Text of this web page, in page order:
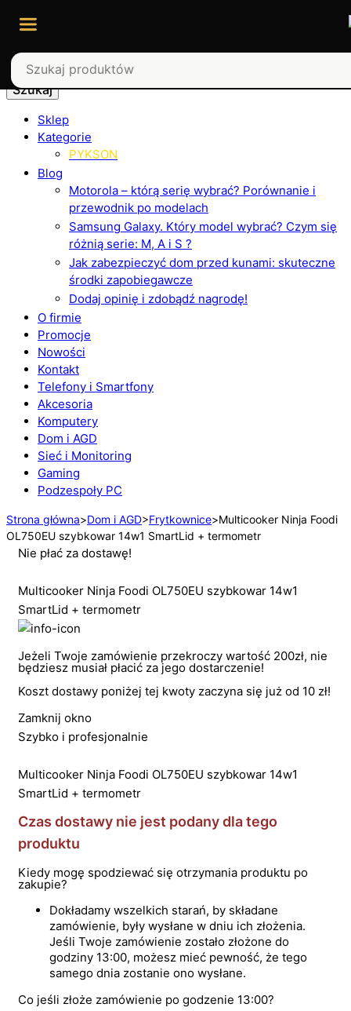
Szukaj
Sklep
Kategorie
PYKSON
Blog
Motorola – którą serię wybrać? Porównanie i
przewodnik po modelach
Samsung Galaxy. Który model wybrać? Czym się
różnią serie: M, A i S ?
Jak zabezpieczyć dom przed kunami: skuteczne
środki zapobiegawcze
Dodaj opinię i zdobądź nagrodę!
O firmie
Promocje
Nowości
Kontakt
Telefony i Smartfony
Akcesoria
Komputery
Dom i AGD
Sieć i Monitoring
Gaming
Podzespoły PC
Strona główna>Dom i AGD>Frytkownice>Multicooker Ninja Foodi
OL750EU szybkowar 14w1 SmartLid + termometr
Nie płać za dostawę!
Multicooker Ninja Foodi OL750EU szybkowar 14w1
SmartLid + termometr
Jeżeli Twoje zamówienie przekroczy wartość 200zł, nie
będziesz musiał płacić za jego dostarczenie!
Koszt dostawy poniżej tej kwoty zaczyna się już od 10 zł!
Zamknij okno
Szybko i profesjonalnie
Multicooker Ninja Foodi OL750EU szybkowar 14w1
SmartLid + termometr
Czas dostawy nie jest podany dla tego
produktu
Kiedy mogę spodziewać się otrzymania produktu po
zakupie?
Dokładamy wszelkich starań, by składane
zamówienie, były wysłane w dniu ich złożenia.
Jeśli Twoje zamówienie zostało złożone do
godziny 13:00, możesz mieć pewność, że tego
samego dnia zostanie ono wysłane.
Co jeśli złoże zamówienie po godzenie 13:00?